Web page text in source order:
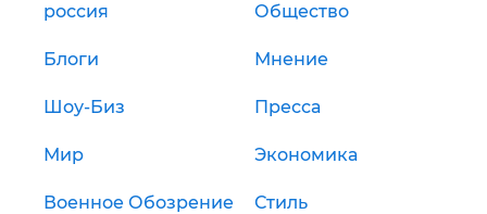
россия Общество
Блоги Мнение
Шоу-Биз Пресса
Мир Экономика
Военное Обозрение Стиль